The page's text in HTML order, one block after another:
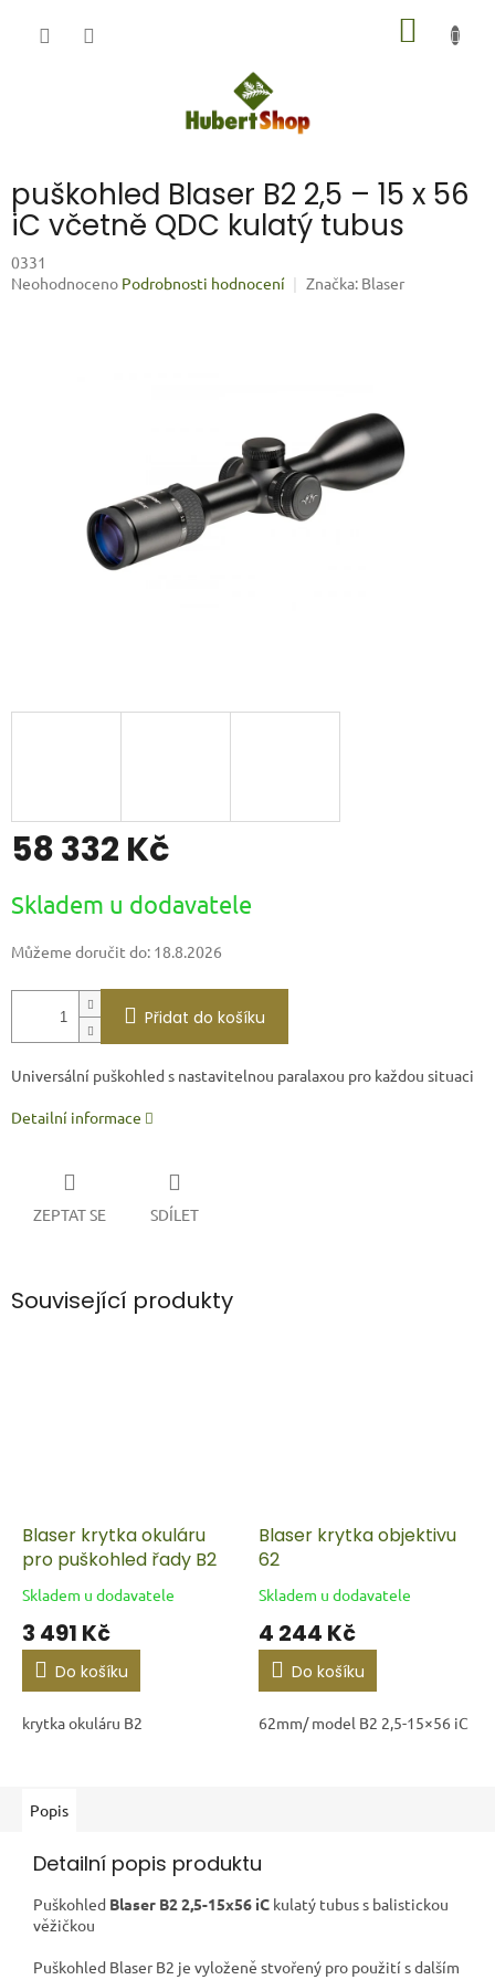
puškohled Blaser B2 2,5 – 15 x 56
iC včetně QDC kulatý tubus
0331
Průměrné
Neohodnoceno Podrobnosti hodnocení Značka: Blaser
58 332 Kč
cena:
Skladem u dodavatele
Můžeme doručit do: 18.8.2026
Přidat do košíku
Universální puškohled s nastavitelnou paralaxou pro každou situaci
Detailní informace
ZEPTAT SE SDÍLET
Související produkty
Blaser krytka okuláru
pro puškohled řady B2
Skladem u dodavatele
3 491 Kč
Do košíku
krytka okuláru B2
Blaser krytka objektivu
62
Skladem u dodavatele
4 244 Kč
Do košíku
62mm/ model B2 2,5-15×56 iC
Popis
Detailní popis produktu
Puškohled Blaser B2 2,5-15x56 iC kulatý tubus s balistickou
věžičkou
Puškohled Blaser B2 je vyloženě stvořený pro použití s dalším